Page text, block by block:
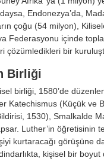
Endonezya’da,
çoğu (54 milyon),
Federasyonu içinde
çözümledikleri bir
Birliği
birliği, 1580’de
Katechismus (Küçük ve
1530), Smalkalde
Luther’in öğretisinin
kur­taracağı görüşüne
kişisel bir